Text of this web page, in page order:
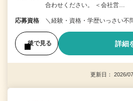
合わせください。 ＜会社営…
応募資格 ＼経験・資格・学歴いっさい不
後で見る 詳細
更新日： 2026/